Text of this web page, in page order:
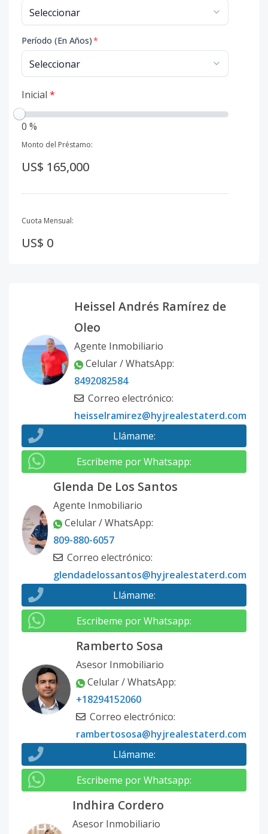
Período (En Años)*
Inicial *
0 %
Monto del Préstamo:
US$ 165,000
Cuota Mensual:
US$ 0
Heissel Andrés Ramírez de
Oleo
Agente Inmobiliario
Celular / WhatsApp:
8492082584
Correo electrónico:
heisselramirez@hyjrealestaterd.com
Llámame:
Escribeme por Whatsapp:
Glenda De Los Santos
Agente Inmobiliario
Celular / WhatsApp:
809-880-6057
Correo electrónico:
glendadelossantos@hyjrealestaterd.com
Llámame:
Escribeme por Whatsapp:
Ramberto Sosa
Asesor Inmobiliario
Celular / WhatsApp:
+18294152060
Correo electrónico:
rambertososa@hyjrealestaterd.com
Llámame:
Escribeme por Whatsapp:
Indhira Cordero
Asesor Inmobiliario